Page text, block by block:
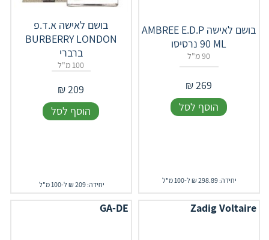
בושם לאישה AMBREE E.D.P
90 ML נרסיסו
90 מ"ל
269
₪
הוסף לסל
יחידה: 298.89 ₪ ל-100 מ"ל
בושם לאישה א.ד.פ
BURBERRY LONDON
ברברי
100 מ"ל
209
₪
הוסף לסל
יחידה: 209 ₪ ל-100 מ"ל
Zadig Voltaire
GA-DE